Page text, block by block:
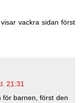
vackra sidan först
21:31
för barnen, först den